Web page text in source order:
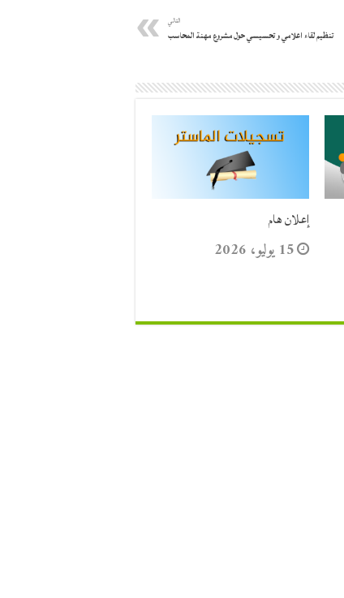
التالي
تنظيم لقاء اعلامي و تحسيسي حول مشروع مهنة المحاسب
إعلان هام
15 يوليو، 2026